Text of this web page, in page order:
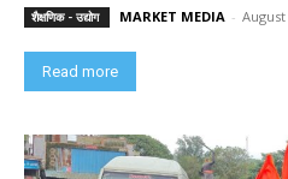
शैक्षणिक - उद्योग MARKET MEDIA - August
Read more